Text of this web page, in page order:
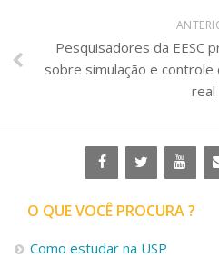
Pesquisadores da EESC
sobre simulação e
real
O QUE VOCÊ PROCURA ?
Como estudar na USP